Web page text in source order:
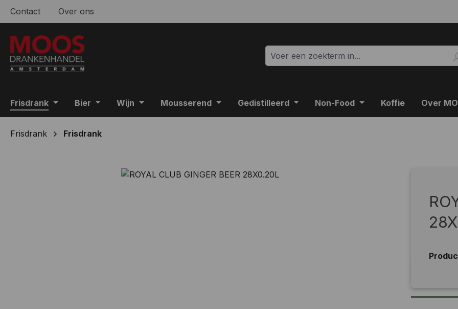
naar de hoofdinhoud
Ga naar de zoekopdracht
Ga naar de hoofdnavigatie
Contact Over ons
Frisdrank Bier Wijn Mousserend Gedistilleerd Non-Food Koffie Over
Frisdrank Frisdrank
Afbeeldingengalerij overslaan